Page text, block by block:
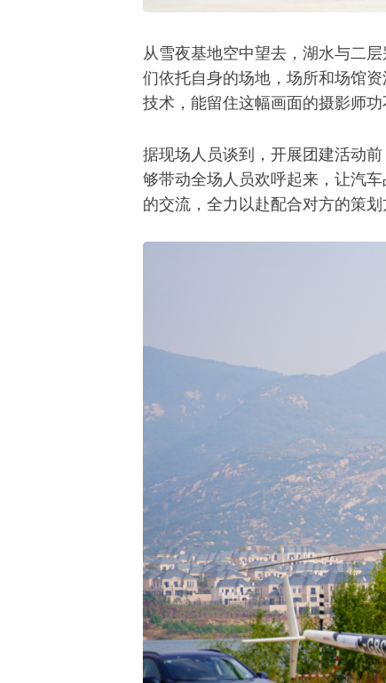
从雪夜基地空中望去，湖水与二
们依托自身的场地，场所和场馆
技术，能留住这幅画面的摄影师功
据现场人员谈到，开展团建活动
够带动全场人员欢呼起来，让汽
的交流，全力以赴配合对方的策